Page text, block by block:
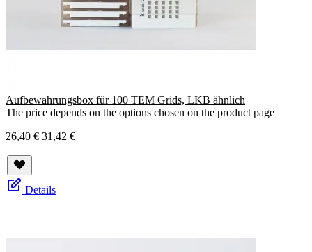
Aufbewahrungsbox für 100 TEM Grids, LKB ähnlich
The price depends on the options chosen on the product page
26,40 € 31,42 €
Details